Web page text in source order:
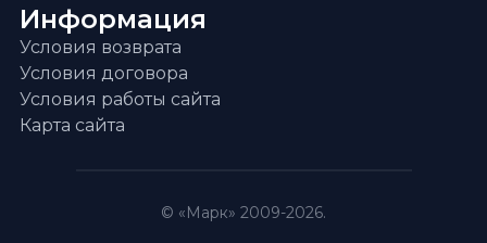
Информация
Условия возврата
Условия договора
Условия работы сайта
Карта сайта
© «Марк» 2009-2026.